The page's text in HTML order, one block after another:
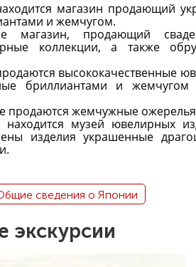
магазин продающий
и жемчугом.
магазин, продающий
коллекции, а также
высококачественные
бриллиантами и
продаются жемчужные
находится музей ювелирных
изделия украшенные
сведения о Японии
экскурсии